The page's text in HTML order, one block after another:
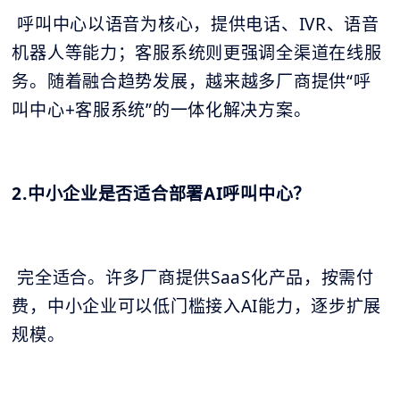
呼叫中心以语音为核心，提供电话、IVR、语音
机器人等能力；客服系统则更强调全渠道在线服
务。随着融合趋势发展，越来越多厂商提供“呼
叫中心+客服系统”的一体化解决方案。
2.中小企业是否适合部署AI呼叫中心？
完全适合。许多厂商提供SaaS化产品，按需付
费，中小企业可以低门槛接入AI能力，逐步扩展
规模。